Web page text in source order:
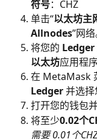
​符号：CHZ
单击“以太坊主
Allnodes”网络
将您的 Ledger
以太坊应用程序
在 MetaMask
Ledger 并选择
打开您的钱包
将至少0.02个
需要 0.01个